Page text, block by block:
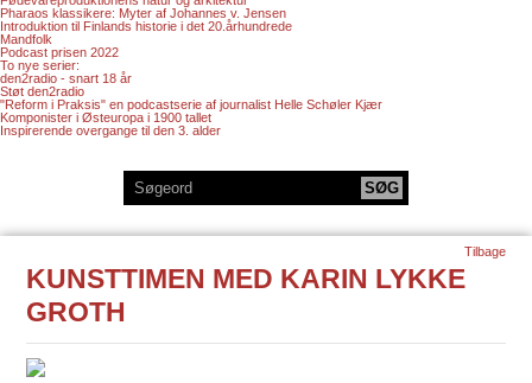
Pharaos klassikere: Myter af Johannes v. Jensen
Introduktion til Finlands historie i det 20.århundrede
Mandfolk
Podcast prisen 2022
To nye serier:
den2radio - snart 18 år
Støt den2radio
"Reform i Praksis" en podcastserie af journalist Helle Schøler Kjær
Komponister i Østeuropa i 1900 tallet
Inspirerende overgange til den 3. alder
KUNSTTIMEN MED KARIN LYKKE
GROTH
Tilbage